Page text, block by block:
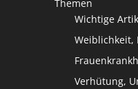
Themen
Wichtige
Weiblichkeit,
Verhütung,